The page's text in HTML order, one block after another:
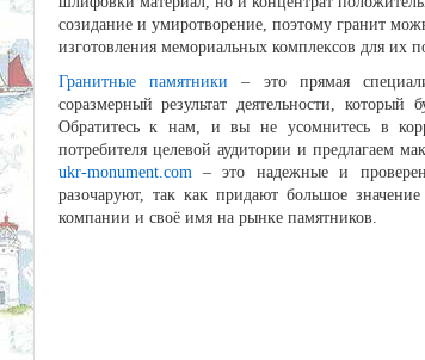
созидание и умиротворение, поэтому гранит
изготовления мемориальных комплексов для их
Гранитные памятники – это прямая
соразмерный результат деятельности, который
Обратитесь к нам, и вы не усомнитесь в
потребителя целевой аудитории и предлагаем
ukr-monument.com– это надежные и
разочаруют, так как придают большое
компании и своё имя на рынке памятников.